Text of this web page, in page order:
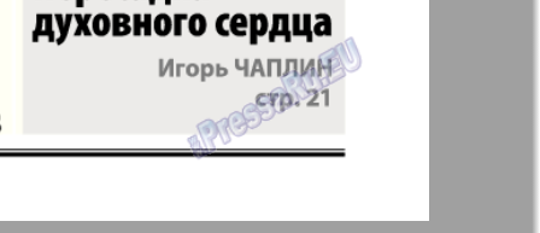
Крот в Германии
LDK по-русски
Мила